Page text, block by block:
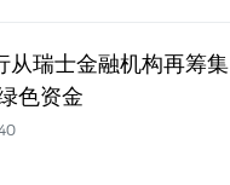
从瑞士金融机构再筹集
色资金